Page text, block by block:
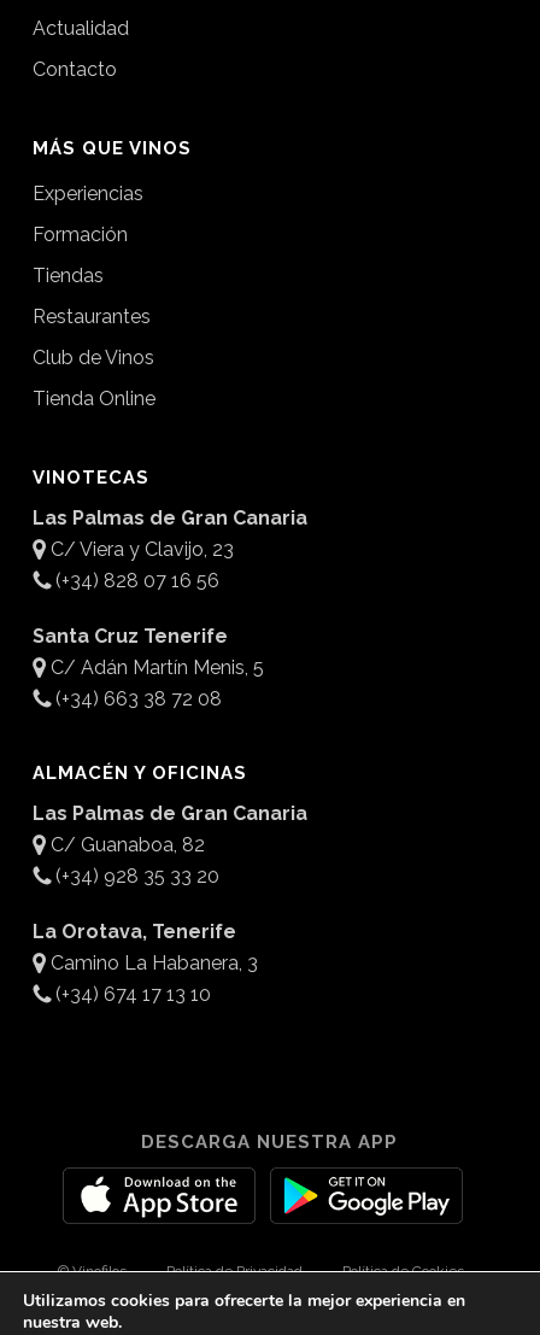
Actualidad
Contacto
MÁS QUE VINOS
Experiencias
Formación
Tiendas
Restaurantes
Club de Vinos
Tienda Online
VINOTECAS
Las Palmas de Gran Canaria
C/ Viera y Clavijo, 23
(+34) 828 07 16 56
Santa Cruz Tenerife
C/ Adán Martín Menis, 5
(+34) 663 38 72 08
ALMACÉN Y OFICINAS
Las Palmas de Gran Canaria
C/ Guanaboa, 82
(+34) 928 35 33 20
La Orotava, Tenerife
Camino La Habanera, 3
(+34) 674 17 13 10
DESCARGA NUESTRA APP
© Vinofilos Política de Privacidad Política de Cookies
Aviso Legal Diseño por 3Com Maketing
Utilizamos cookies para ofrecerte la mejor experiencia en
nuestra web.